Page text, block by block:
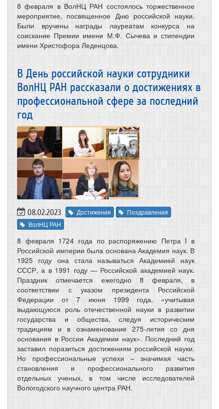
8 февраля в ВолНЦ РАН состоялось торжественное
мероприятие, посвященное Дню российской науки.
Были вручены награды лауреатам конкурса на
соискание Премии имени М.Ф. Сычева и стипендии
имени Христофора Леденцова.
В День российской науки сотрудники
ВолНЦ РАН рассказали о достижениях в
профессиональной сфере за последний
год
08.02.2023 Достижения
Поздравления
ВолНЦ РАН
8 февраля 1724 года по распоряжению Петра I в
Российской империи была основана Академия наук. В
1925 году она стала называться Академией наук
СССР, а в 1991 году — Российской академией наук.
Праздник отмечается ежегодно 8 февраля, в
соответствии с указом президента Российской
Федерации от 7 июня 1999 года, «учитывая
выдающуюся роль отечественной науки в развитии
государства и общества, следуя историческим
традициям и в ознаменование 275-летия со дня
основания в России Академии наук». Последний год
заставил поразиться достижениям российской науки.
Но профессиональные успехи – значимая часть
становления и профессионального развития
отдельных ученых, в том числе исследователей
Вологодского научного центра РАН.